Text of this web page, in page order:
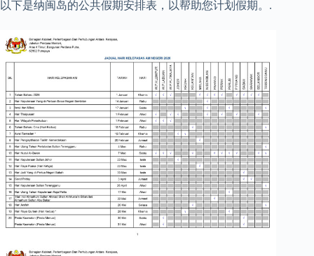
以下是纳闽岛的公共假期安排表，以帮助您计划假期。.